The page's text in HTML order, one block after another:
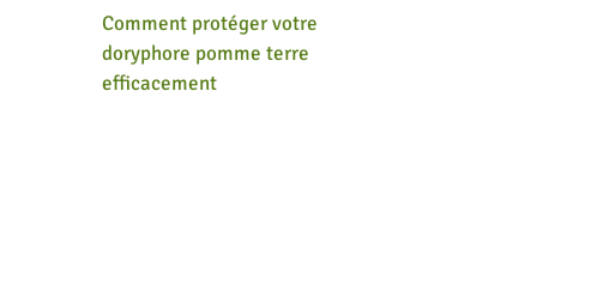
Comment protéger votre
doryphore pomme terre
efficacement